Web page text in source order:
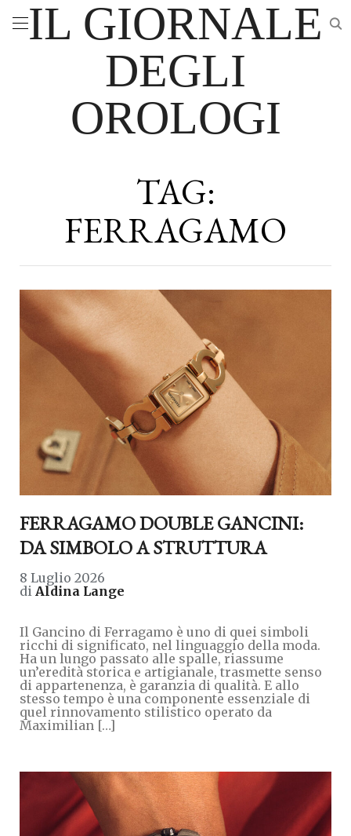
IL GIORNALE
DEGLI
OROLOGI
TAG:
FERRAGAMO
FERRAGAMO DOUBLE GANCINI:
DA SIMBOLO A STRUTTURA
8 Luglio 2026
di Aldina Lange
Il Gancino di Ferragamo è uno di quei simboli
ricchi di significato, nel linguaggio della moda.
Ha un lungo passato alle spalle, riassume
un’eredità storica e artigianale, trasmette senso
di appartenenza, è garanzia di qualità. E allo
stesso tempo è una componente essenziale di
quel rinnovamento stilistico operato da
Maximilian […]